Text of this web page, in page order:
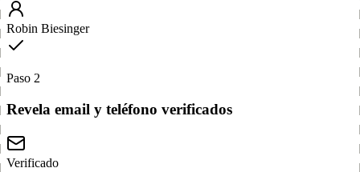
Robin Biesinger
Paso 2
Revela email y teléfono verificados
Verificado